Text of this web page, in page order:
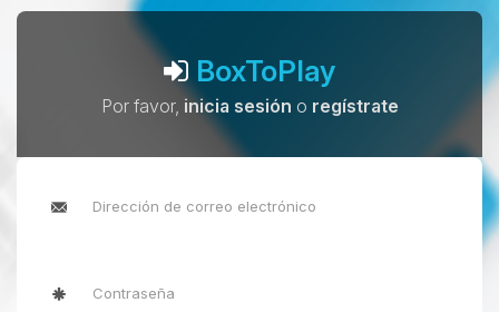
BoxToPlay
Por favor, inicia sesión o regístrate